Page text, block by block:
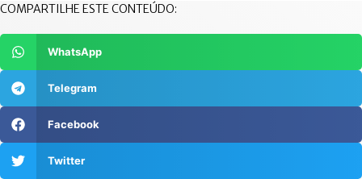
COMPARTILHE ESTE CONTEÚDO:
WhatsApp
Telegram
Facebook
Twitter